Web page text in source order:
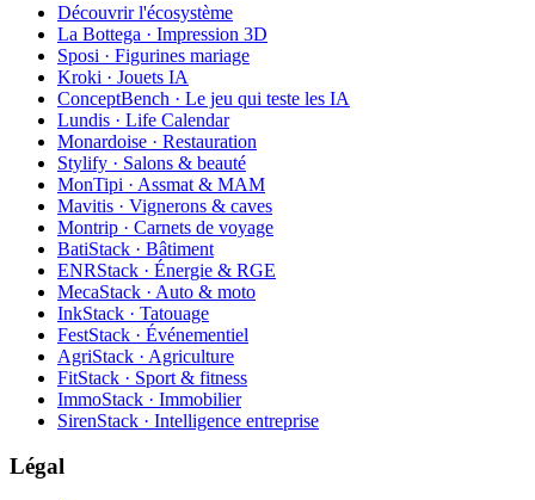
Découvrir l'écosystème
La Bottega · Impression 3D
Sposi · Figurines mariage
Kroki · Jouets IA
ConceptBench · Le jeu qui teste les IA
Lundis · Life Calendar
Monardoise · Restauration
Stylify · Salons & beauté
MonTipi · Assmat & MAM
Mavitis · Vignerons & caves
Montrip · Carnets de voyage
BatiStack · Bâtiment
ENRStack · Énergie & RGE
MecaStack · Auto & moto
InkStack · Tatouage
FestStack · Événementiel
AgriStack · Agriculture
FitStack · Sport & fitness
ImmoStack · Immobilier
SirenStack · Intelligence entreprise
Légal